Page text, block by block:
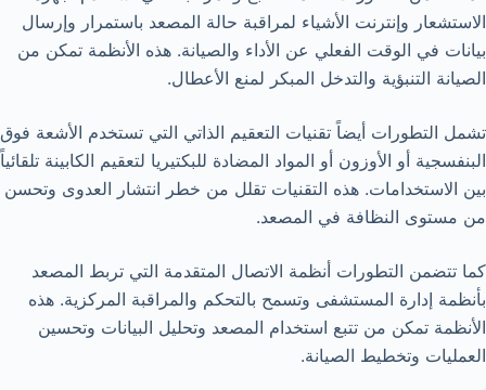
الاستشعار وإنترنت الأشياء لمراقبة حالة المصعد باستمرار وإرسال
بيانات في الوقت الفعلي عن الأداء والصيانة. هذه الأنظمة تمكن من
الصيانة التنبؤية والتدخل المبكر لمنع الأعطال.
تشمل التطورات أيضاً تقنيات التعقيم الذاتي التي تستخدم الأشعة فوق
البنفسجية أو الأوزون أو المواد المضادة للبكتيريا لتعقيم الكابينة تلقائياً
بين الاستخدامات. هذه التقنيات تقلل من خطر انتشار العدوى وتحسن
من مستوى النظافة في المصعد.
كما تتضمن التطورات أنظمة الاتصال المتقدمة التي تربط المصعد
بأنظمة إدارة المستشفى وتسمح بالتحكم والمراقبة المركزية. هذه
الأنظمة تمكن من تتبع استخدام المصعد وتحليل البيانات وتحسين
العمليات وتخطيط الصيانة.